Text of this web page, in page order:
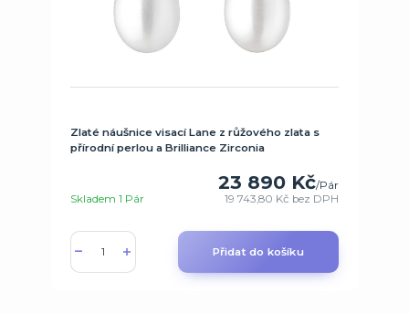
Zlaté náušnice visací Lane z růžového zlata s
přírodní perlou a Brilliance Zirconia
23 890 Kč/Pár
19 743,80 Kč bez DPH
Skladem 1 Pár
Přidat do košíku